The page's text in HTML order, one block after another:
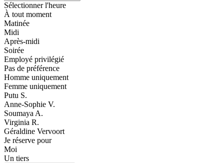
Sélectionner l'heure
À tout moment
Matinée
Midi
Après-midi
Soirée
Employé privilégié
Pas de préférence
Homme uniquement
Femme uniquement
Putu S.
Anne-Sophie V.
Soumaya A.
Virginia R.
Géraldine Vervoort
Je réserve pour
Moi
Un tiers